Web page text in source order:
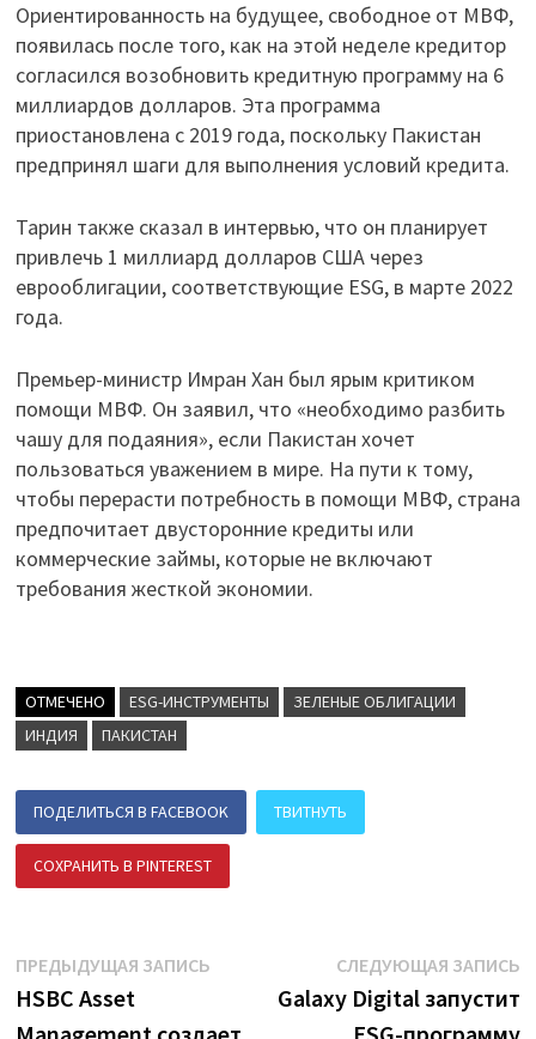
Ориентированность на будущее, свободное от МВФ,
появилась после того, как на этой неделе кредитор
согласился возобновить кредитную программу на 6
миллиардов долларов. Эта программа
приостановлена ​​​​с 2019 года, поскольку Пакистан
предпринял шаги для выполнения условий кредита.
Тарин также сказал в интервью, что он планирует
привлечь 1 миллиард долларов США через
еврооблигации, соответствующие ESG, в марте 2022
года.
Премьер-министр Имран Хан был ярым критиком
помощи МВФ. Он заявил, что «необходимо разбить
чашу для подаяния», если Пакистан хочет
пользоваться уважением в мире. На пути к тому,
чтобы перерасти потребность в помощи МВФ, страна
предпочитает двусторонние кредиты или
коммерческие займы, которые не включают
требования жесткой экономии.
ОТМЕЧЕНО ESG-ИНСТРУМЕНТЫ
ЗЕЛЕНЫЕ ОБЛИГАЦИИ
ИНДИЯ
ПАКИСТАН
ПОДЕЛИТЬСЯ В FACEBOOK ТВИТНУТЬ
СОХРАНИТЬ В PINTEREST
Навигация
по
ПРЕДЫДУЩАЯ ЗАПИСЬПредыдущая
HSBC Asset
СЛЕДУЮЩАЯ ЗАПИСЬ
Galaxy Digital запустит